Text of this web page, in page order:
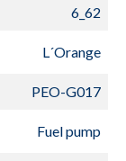
6_62
L´Orange
PEO-G017
Fuel pump